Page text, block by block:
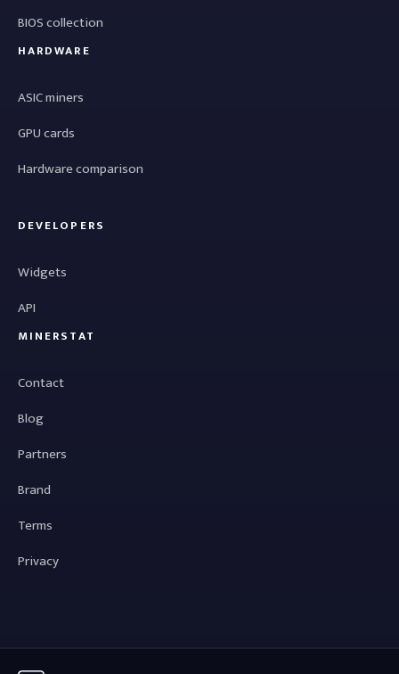
BIOS collection
HARDWARE
ASIC miners
GPU cards
Hardware comparison
DEVELOPERS
Widgets
API
MINERSTAT
Contact
Blog
Partners
Brand
Terms
Privacy